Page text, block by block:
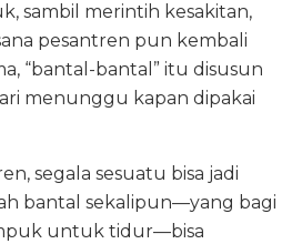
sambil merintih kesakitan,
pesantren pun kembali
“bantal-bantal” itu disusun
menunggu kapan dipakai
segala sesuatu bisa jadi
bantal sekalipun—yang bagi
untuk tidur—bisa